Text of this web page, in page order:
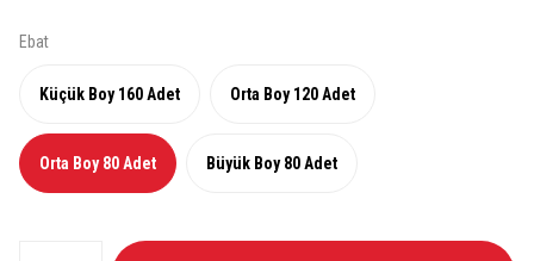
Ebat
Küçük Boy 160 Adet Orta Boy 120 Adet
Orta Boy 80 Adet Büyük Boy 80 Adet